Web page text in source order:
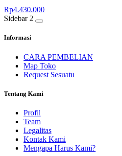
Rp4.430.000
Sidebar 2
Informasi
CARA PEMBELIAN
Map Toko
Request Sesuatu
Tentang Kami
Profil
Team
Legalitas
Kontak Kami
Mengapa Harus Kami?